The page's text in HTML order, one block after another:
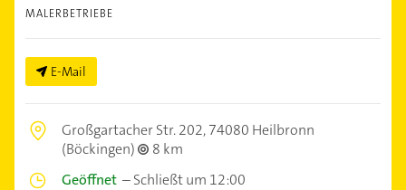
MALERBETRIEBE
E-Mail
Großgartacher Str. 202,74080 Heilbronn
(Böckingen)
8 km
Geöffnet –Schließt um 12:00